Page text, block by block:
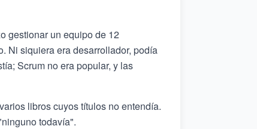
gestionar un equipo de 12
Ni siquiera era desarrollador, podía
Scrum no era popular, y las
libros cuyos títulos no entendía.
todavía".